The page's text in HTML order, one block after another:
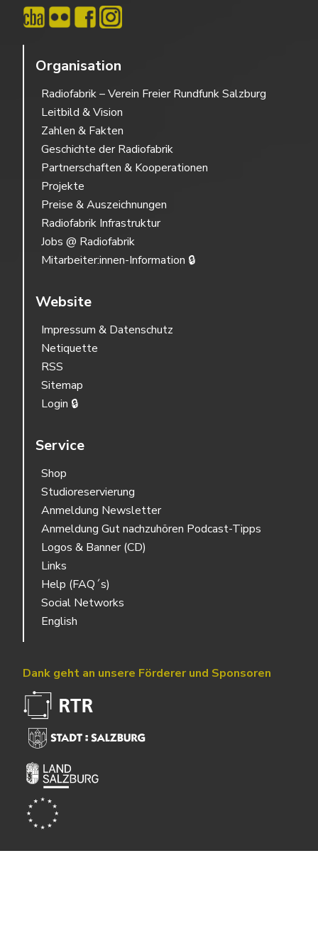
Organisation
Radiofabrik – Verein Freier Rundfunk Salzburg
Leitbild & Vision
Zahlen & Fakten
Geschichte der Radiofabrik
Partnerschaften & Kooperationen
Projekte
Preise & Auszeichnungen
Radiofabrik Infrastruktur
Jobs @ Radiofabrik
Mitarbeiter:innen-Information 🔒
Website
Impressum & Datenschutz
Netiquette
RSS
Sitemap
Login 🔒
Service
Shop
Studioreservierung
Anmeldung Newsletter
Anmeldung Gut nachzuhören Podcast-Tipps
Logos & Banner (CD)
Links
Help (FAQ´s)
Social Networks
English
Dank geht an unsere Förderer und Sponsoren